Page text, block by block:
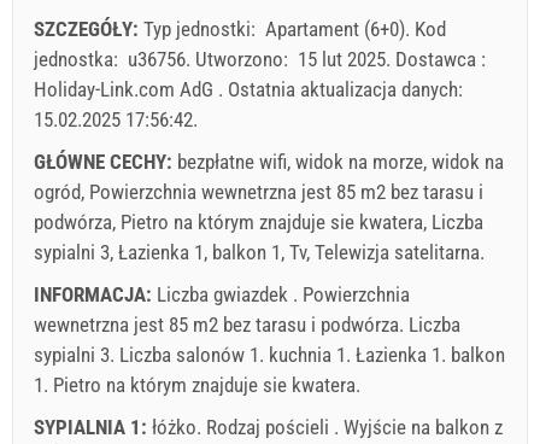
SZCZEGÓŁY: Typ jednostki: Apartament (6+0). Kod
jednostka: u36756. Utworzono: 15 lut 2025. Dostawca :
Holiday-Link.com AdG . Ostatnia aktualizacja danych:
15.02.2025 17:56:42.
GŁÓWNE CECHY: bezpłatne wifi, widok na morze, widok na
ogród, Powierzchnia wewnetrzna jest 85 m2 bez tarasu i
podwórza, Pietro na którym znajduje sie kwatera, Liczba
sypialni 3, Łazienka 1, balkon 1, Tv, Telewizja satelitarna.
INFORMACJA: Liczba gwiazdek . Powierzchnia
wewnetrzna jest 85 m2 bez tarasu i podwórza. Liczba
sypialni 3. Liczba salonów 1. kuchnia 1. Łazienka 1. balkon
1. Pietro na którym znajduje sie kwatera.
SYPIALNIA 1: łóżko. Rodzaj pościeli . Wyjście na balkon z